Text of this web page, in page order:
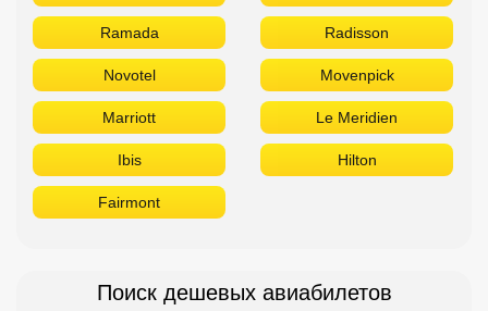
Ramada Radisson
Novotel Movenpick
Marriott Le Meridien
Ibis Hilton
Fairmont
Поиск дешевых авиабилетов